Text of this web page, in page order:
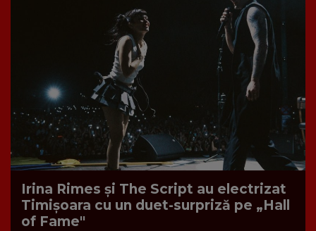
Irina Rimes și The Script au electrizat
Timișoara cu un duet-surpriză pe „Hall
of Fame"